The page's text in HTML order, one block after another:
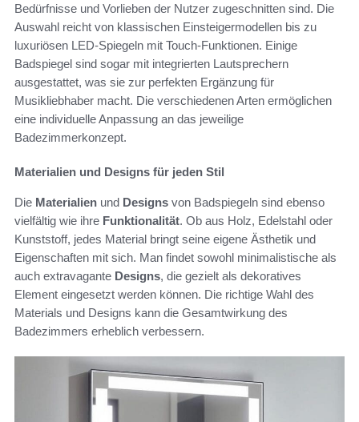
Bedürfnisse und Vorlieben der Nutzer zugeschnitten sind. Die
Auswahl reicht von klassischen Einsteigermodellen bis zu
luxuriösen LED-Spiegeln mit Touch-Funktionen. Einige
Badspiegel sind sogar mit integrierten Lautsprechern
ausgestattet, was sie zur perfekten Ergänzung für
Musikliebhaber macht. Die verschiedenen Arten ermöglichen
eine individuelle Anpassung an das jeweilige
Badezimmerkonzept.
Materialien und Designs für jeden Stil
Die Materialien und Designs von Badspiegeln sind ebenso
vielfältig wie ihre Funktionalität. Ob aus Holz, Edelstahl oder
Kunststoff, jedes Material bringt seine eigene Ästhetik und
Eigenschaften mit sich. Man findet sowohl minimalistische als
auch extravagante Designs, die gezielt als dekoratives
Element eingesetzt werden können. Die richtige Wahl des
Materials und Designs kann die Gesamtwirkung des
Badezimmers erheblich verbessern.